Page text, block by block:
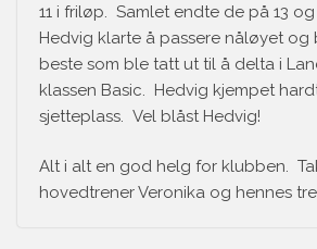
11 i friløp. Samlet endte de på 13 og
Hedvig klarte å passere nåløyet og
beste som ble tatt ut til å delta i
klassen Basic. Hedvig kjempet
sjetteplass. Vel blåst Hedvig!
Alt i alt en god helg for klubben.
hovedtrener Veronika og hennes